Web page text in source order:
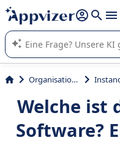
beantworten (mehrere
Die KI von Appvizer führt
von SaaS-Software in
Organisation und Planung
Welche ist
Software?